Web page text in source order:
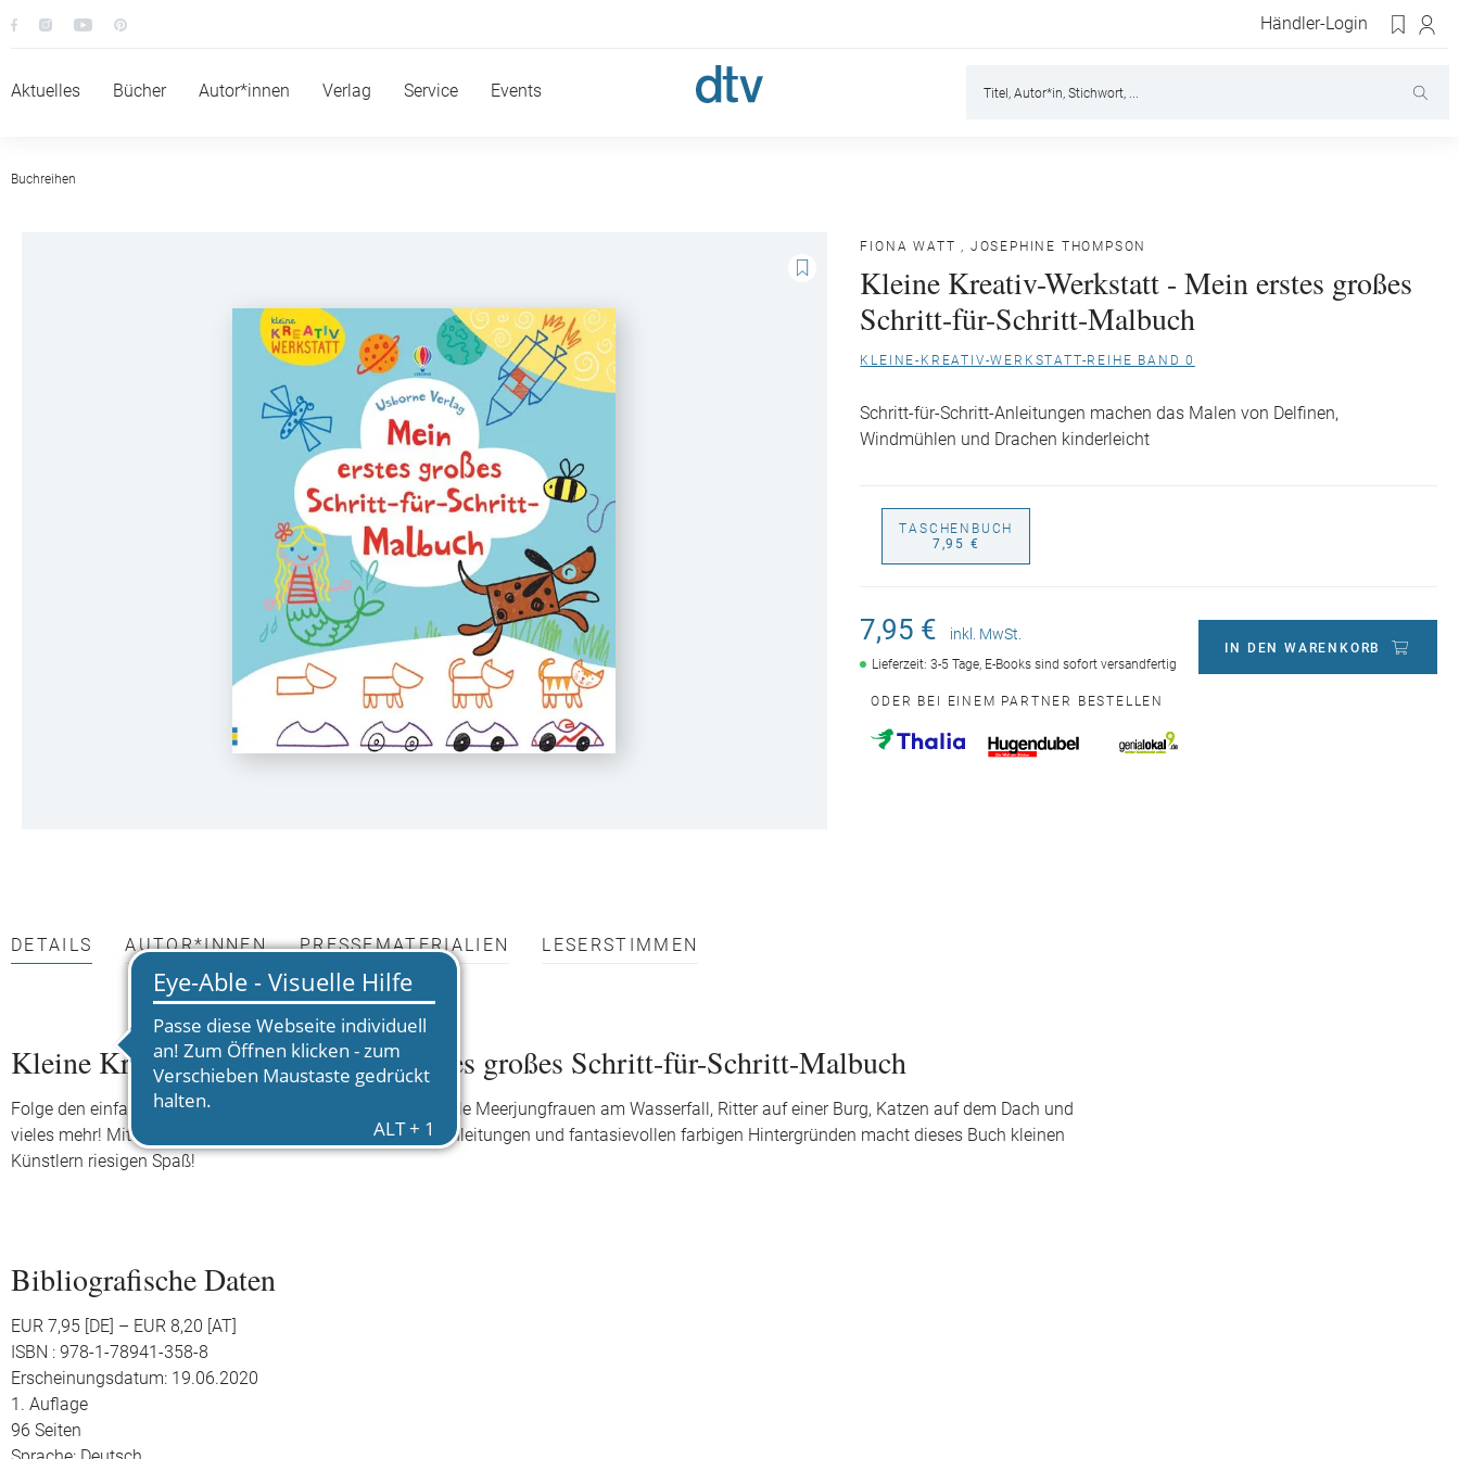
Händler-Login
Aktuelles Bücher Autor*innen Verlag Service Events
Buchreihen
FIONA WATT , JOSEPHINE THOMPSON
Kleine Kreativ-Werkstatt - Mein erstes großes
Schritt-für-Schritt-Malbuch
KLEINE-KREATIV-WERKSTATT-REIHE BAND 0
Schritt-für-Schritt-Anleitungen machen das Malen von Delfinen,
Windmühlen und Drachen kinderleicht
TASCHENBUCH
7,95 €
7,95 € inkl. MwSt.
Lieferzeit: 3-5 Tage, E-Books sind sofort versandfertig
IN DEN WARENKORB
ODER BEI EINEM PARTNER BESTELLEN
DETAILS AUTOR*INNEN PRESSEMATERIALIEN LESERSTIMMEN
Kleine Kreativ-Werkstatt - Mein erstes großes Schritt-für-Schritt-Malbuch
Folge den einfachen Schritt-für-Schritt-Anleitungen und male Meerjungfrauen am Wasserfall, Ritter auf einer Burg, Katzen auf dem Dach und
vieles mehr! Mit einfachen Grundformen, anschaulichen Anleitungen und fantasievollen farbigen Hintergründen macht dieses Buch kleinen
Künstlern riesigen Spaß!
Bibliografische Daten
EUR 7,95 [DE] – EUR 8,20 [AT]
ISBN : 978-1-78941-358-8
Erscheinungsdatum: 19.06.2020
1. Auflage
96 Seiten